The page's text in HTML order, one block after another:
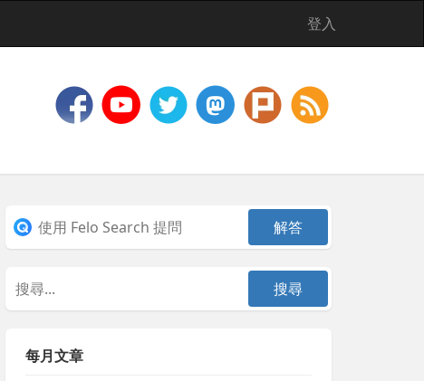
登入
每月文章